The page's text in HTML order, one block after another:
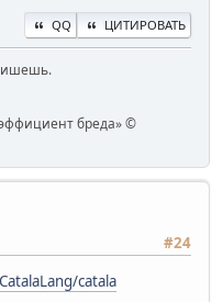
QQ ЦИТИРОВАТЬ
бреда» ©
#24
catala